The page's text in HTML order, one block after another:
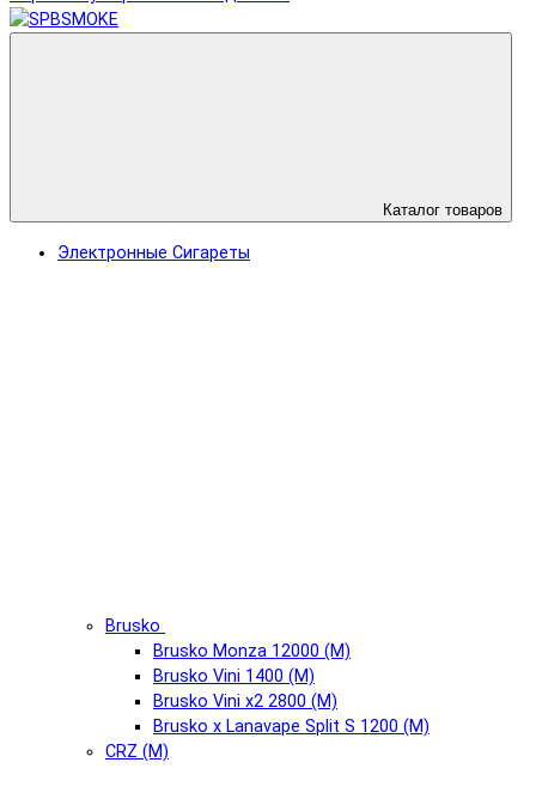
Каталог товаров
Электронные Сигареты
Brusko
Brusko Monza 12000 (М)
Brusko Vini 1400 (М)
Brusko Vini x2 2800 (М)
Brusko x Lanavape Split S 1200 (М)
CRZ (М)